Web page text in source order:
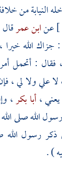
النيابة من
عنابن عمر
: جزاك الله
: أتحمل
علي ولا لي
،أبا بكر،
الله صلى
رسول الله
) .